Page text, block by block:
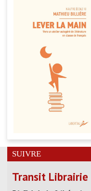
SUIVRE
Transit Librairie